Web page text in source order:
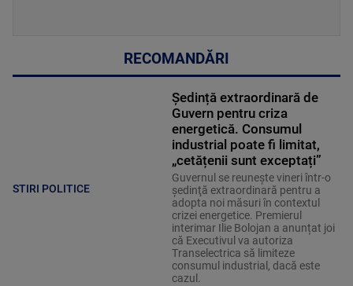
RECOMANDĂRI
STIRI POLITICE
Ședință extraordinară de
Guvern pentru criza
energetică. Consumul
industrial poate fi limitat,
„cetățenii sunt exceptați”
Guvernul se reuneşte vineri într-o
şedinţă extraordinară pentru a
adopta noi măsuri în contextul
crizei energetice. Premierul
interimar Ilie Bolojan a anunțat joi
că Executivul va autoriza
Transelectrica să limiteze
consumul industrial, dacă este
cazul.